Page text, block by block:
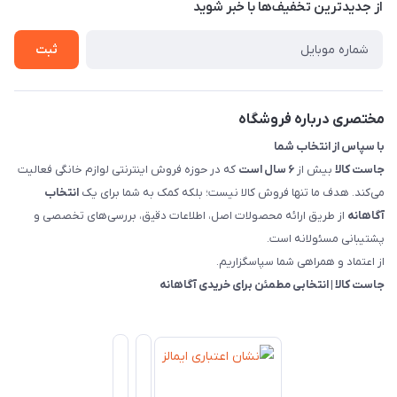
تماس با ما
شرایط و ضوابط گارانتی
روش های بازگرداندن کالا
از جدید‌ترین تخفیف‌ها با‌ خبر شوید
ثبت
مختصری درباره فروشگاه
با سپاس از انتخاب شما
جاست کالا بیش از ۶ سال است
که در حوزه فروش اینترنتی لوازم خانگی فعالیت
می‌کند. هدف ما تنها فروش کالا نیست؛ بلکه کمک به شما برای یک انتخاب
آگاهانه از طریق ارائه محصولات اصل، اطلاعات دقیق، بررسی‌های تخصصی و
پشتیبانی مسئولانه است.
از اعتماد و همراهی شما سپاسگزاریم.
جاست کالا | انتخابی مطمئن برای خریدی آگاهانه